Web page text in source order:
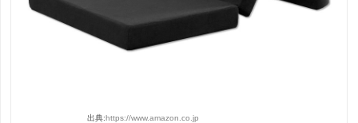
出典:https://www.amazon.co.jp